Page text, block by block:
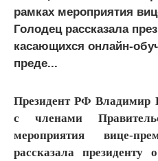
рамках мероприятия
Голодец рассказала
касающихся онлайн-
преде...
Президент РФ Владимир
с членами
мероприятия вице-
рассказала президенту